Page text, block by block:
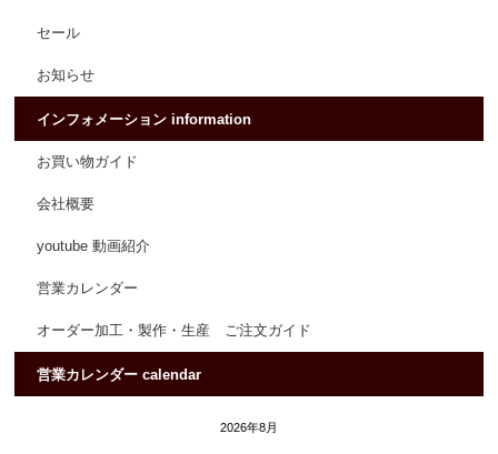
セール
お知らせ
インフォメーション information
お買い物ガイド
会社概要
youtube 動画紹介
営業カレンダー
オーダー加工・製作・生産 ご注文ガイド
営業カレンダー calendar
2026年8月